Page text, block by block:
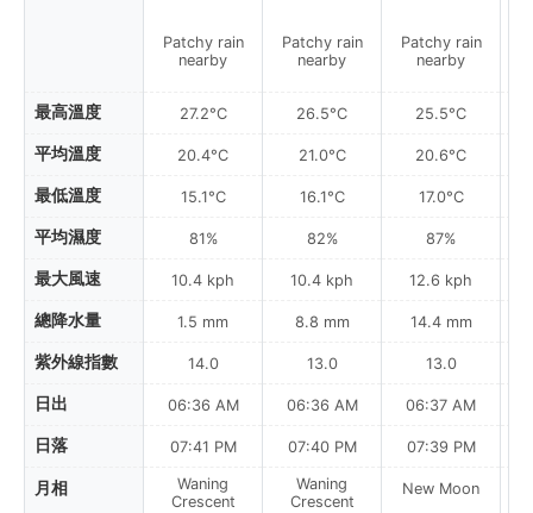
最高溫度
平均溫度
最低溫度
平均濕度
最大風速
總降水量
紫外線指數
日出
日落
月相
Patchy rain
nearby
27.2°C
20.4°C
15.1°C
81%
10.4 kph
1.5 mm
14.0
06:36 AM
07:41 PM
Waning
Crescent
Patchy rain
nearby
26.5°C
21.0°C
16.1°C
82%
10.4 kph
8.8 mm
13.0
06:36 AM
07:40 PM
Waning
Crescent
Patchy rain
nearby
25.5°C
20.6°C
17.0°C
87%
12.6 kph
14.4 mm
13.0
06:37 AM
07:39 PM
New Moon